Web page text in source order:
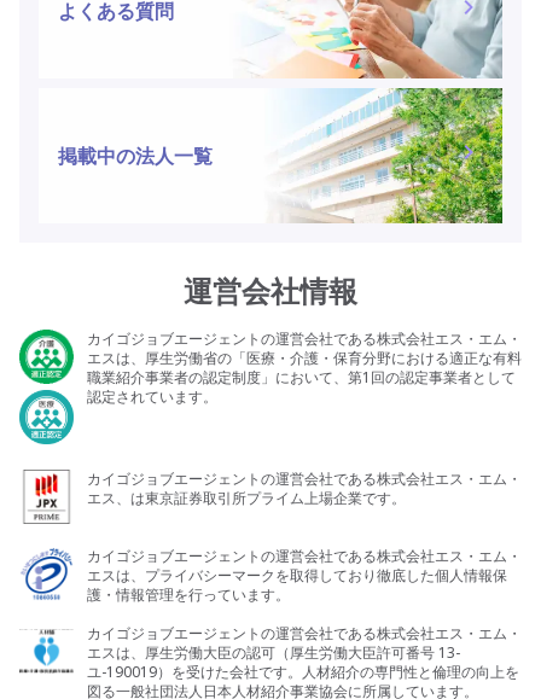
よくある質問
掲載中の法人一覧
運営会社情報
カイゴジョブエージェントの運営会社である株式会社エス・エム・
エスは、厚生労働省の「医療・介護・保育分野における適正な有料
職業紹介事業者の認定制度」において、第1回の認定事業者として
認定されています。
カイゴジョブエージェントの運営会社である株式会社エス・エム・
エス、は東京証券取引所プライム上場企業です。
カイゴジョブエージェントの運営会社である株式会社エス・エム・
エスは、プライバシーマークを取得しており徹底した個人情報保
護・情報管理を行っています。
カイゴジョブエージェントの運営会社である株式会社エス・エム・
エスは、厚生労働大臣の認可（厚生労働大臣許可番号 13-
ユ-190019）を受けた会社です。人材紹介の専門性と倫理の向上を
図る一般社団法人日本人材紹介事業協会に所属しています。